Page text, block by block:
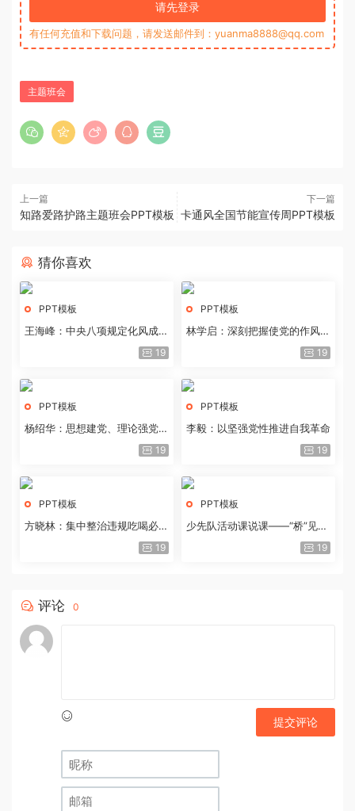
请先登录
有任何充值和下载问题，请发送邮件到：yuanma8888@qq.com
主题班会
上一篇
知路爱路护路主题班会PPT模板
下一篇
卡通风全国节能宣传周PPT模板
猜你喜欢
PPT模板
王海峰：中央八项规定化风成俗
19
PPT模板
林学启：深刻把握使党的作风全
19
PPT模板
杨绍华：思想建党、理论强党的
19
PPT模板
李毅：以坚强党性推进自我革命
19
PPT模板
方晓林：集中整治违规吃喝必须
19
PPT模板
少先队活动课说课——“桥”见中
19
评论 0
提交评论